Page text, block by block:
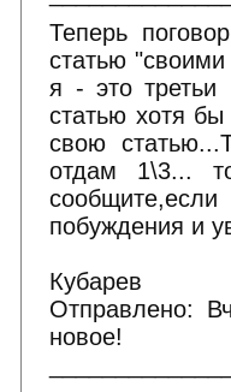
Теперь
статью
я - это третьи
статью хотя
свою
отдам 1\3...
побуждения и
Кубарев
Отправлено:
новое!